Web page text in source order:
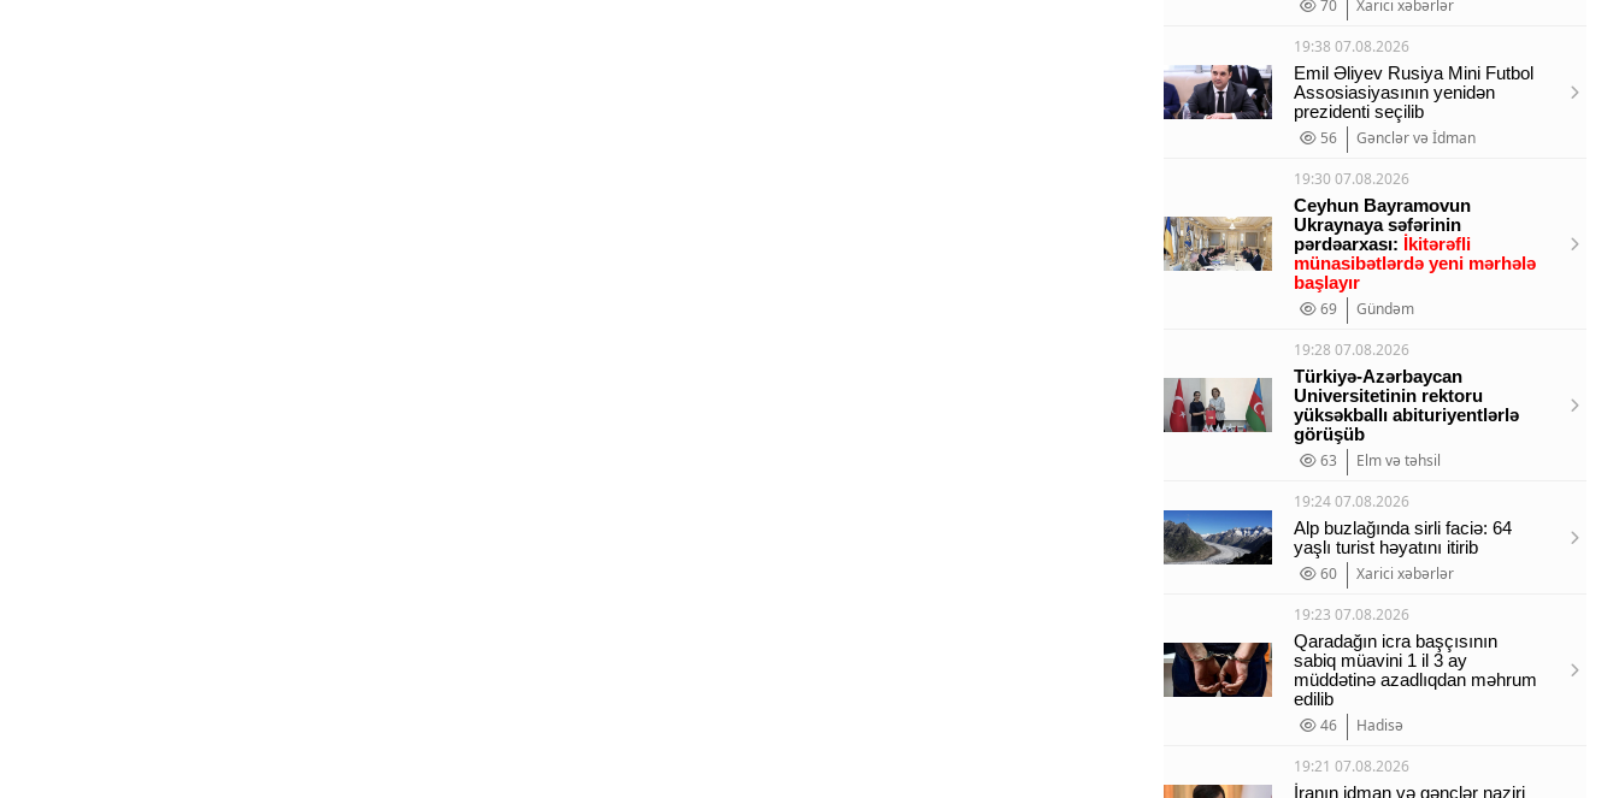
70
Xarici xəbərlər
19:38 07.08.2026
Emil Əliyev Rusiya Mini Futbol
Assosiasiyasının yenidən
prezidenti seçilib
56
Gənclər və İdman
19:30 07.08.2026
Ceyhun Bayramovun
Ukraynaya səfərinin
pərdəarxası: İkitərəfli
münasibətlərdə yeni mərhələ
başlayır
69
Gündəm
19:28 07.08.2026
Türkiyə-Azərbaycan
Universitetinin rektoru
yüksəkballı abituriyentlərlə
görüşüb
63
Elm və təhsil
19:24 07.08.2026
Alp buzlağında sirli faciə: 64
yaşlı turist həyatını itirib
60
Xarici xəbərlər
19:23 07.08.2026
Qaradağın icra başçısının
sabiq müavini 1 il 3 ay
müddətinə azadlıqdan məhrum
edilib
46
Hadisə
19:21 07.08.2026
İranın idman və gənclər naziri